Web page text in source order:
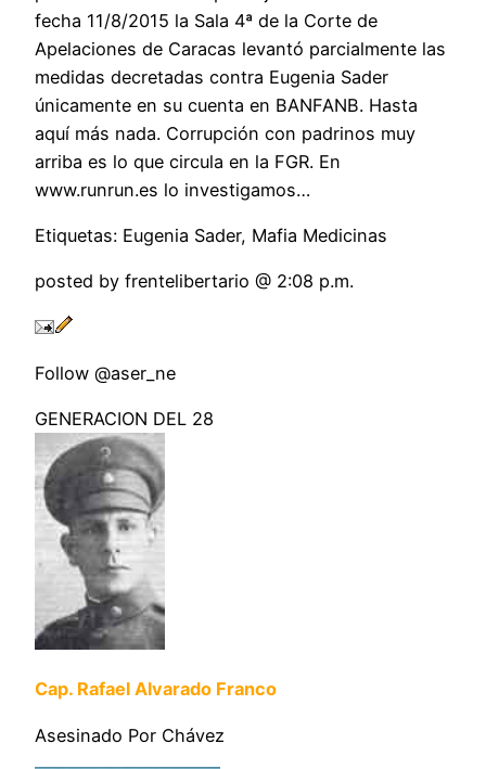
fecha 11/8/2015 la Sala 4ª de la Corte de
Apelaciones de Caracas levantó parcialmente las
medidas decretadas contra Eugenia Sader
únicamente en su cuenta en BANFANB. Hasta
aquí más nada. Corrupción con padrinos muy
arriba es lo que circula en la FGR. En
www.runrun.es lo investigamos…
Etiquetas: Eugenia Sader, Mafia Medicinas
posted by frentelibertario @ 2:08 p.m.
Follow @aser_ne
GENERACION DEL 28
Cap. Rafael Alvarado Franco
Asesinado Por Chávez